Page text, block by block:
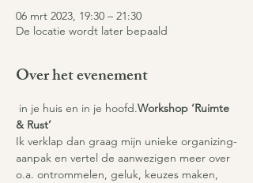
06 mrt 2023, 19:30 – 21:30
De locatie wordt later bepaald
Over het evenement
in je huis en in je hoofd.Workshop ‘Ruimte
& Rust’
Ik verklap dan graag mijn unieke organizing-
aanpak en vertel de aanwezigen meer over
o.a. ontrommelen, geluk, keuzes maken,